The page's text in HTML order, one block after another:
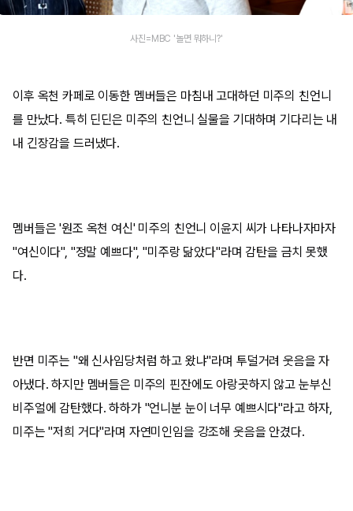
사진=MBC '놀면 뭐하니?'
이후 옥천 카페로 이동한 멤버들은 마침내 고대하던 미주의 친언니
를 만났다. 특히 딘딘은 미주의 친언니 실물을 기대하며 기다리는 내
내 긴장감을 드러냈다.
멤버들은 '원조 옥천 여신' 미주의 친언니 이윤지 씨가 나타나자마자
"여신이다", "정말 예쁘다", "미주랑 닮았다"라며 감탄을 금치 못했
다.
반면 미주는 "왜 신사임당처럼 하고 왔냐"라며 투덜거려 웃음을 자
아냈다. 하지만 멤버들은 미주의 핀잔에도 아랑곳하지 않고 눈부신
비주얼에 감탄했다. 하하가 "언니분 눈이 너무 예쁘시다"라고 하자,
미주는 "저희 거다"라며 자연미인임을 강조해 웃음을 안겼다.